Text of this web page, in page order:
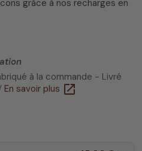
grâce à nos recharges en
à la commande - Livré
En savoir plus open_in_new